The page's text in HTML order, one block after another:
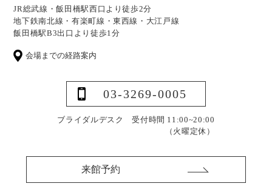
JR総武線・飯田橋駅西口より徒歩2分
地下鉄南北線・有楽町線・東西線・大江戸線
飯田橋駅B3出口より徒歩1分
会場までの経路案内
03-3269-0005
ブライダルデスク 受付時間 11:00~20:00
（火曜定休）
来館予約